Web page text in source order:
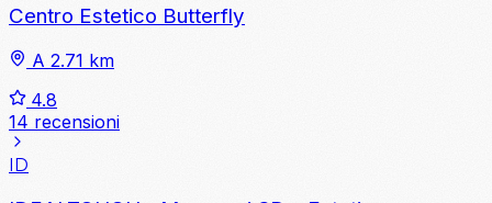
Centro Estetico Butterfly
A 2.71 km
4.8
14 recensioni
ID